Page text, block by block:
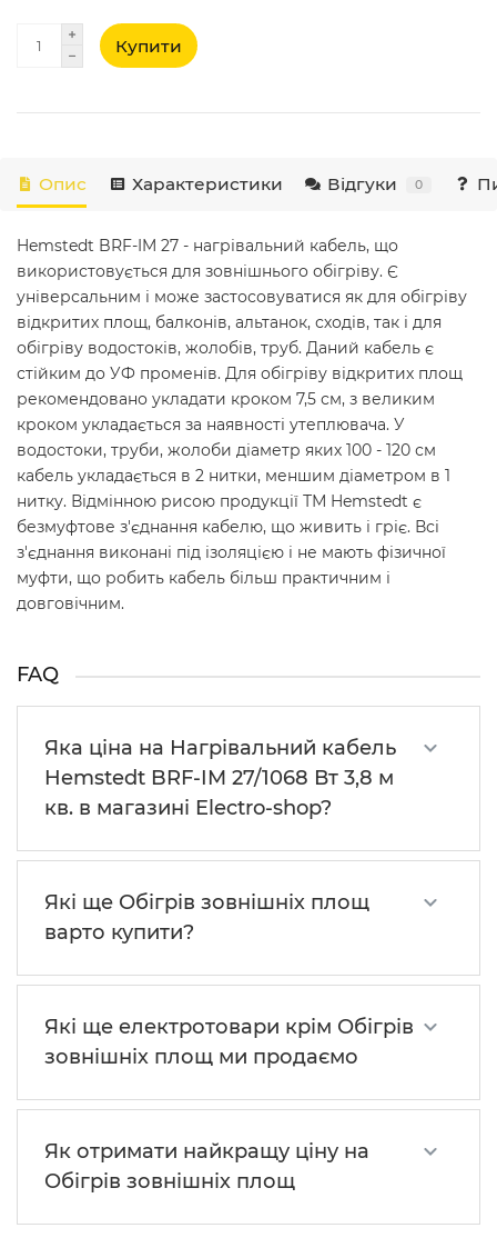
Купити
Опис Характеристики Відгуки 0
Hemstedt BRF-IM 27 - нагрівальний кабель, що
використовується для зовнішнього обігріву. Є
універсальним і може застосовуватися як для обігріву
відкритих площ, балконів, альтанок, сходів, так і для
обігріву водостоків, жолобів, труб. Даний кабель є
стійким до УФ променів. Для обігріву відкритих площ
рекомендовано укладати кроком 7,5 см, з великим
кроком укладається за наявності утеплювача. У
водостоки, труби, жолоби діаметр яких 100 - 120 см
кабель укладається в 2 нитки, меншим діаметром в 1
нитку. Відмінною рисою продукції ТМ Hemstedt є
безмуфтове з'єднання кабелю, що живить і гріє. Всі
з'єднання виконані під ізоляцією і не мають фізичної
муфти, що робить кабель більш практичним і
довговічним.
FAQ
Яка ціна на Нагрівальний кабель
Hemstedt BRF-IM 27/1068 Вт 3,8 м
кв. в магазині Electro-shop?
Які ще Обігрів зовнішніх площ
варто купити?
Які ще електротовари крім Обігрів
зовнішніх площ ми продаємо
Як отримати найкращу ціну на
Обігрів зовнішніх площ